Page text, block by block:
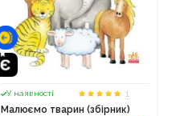
У наявності
1
Малюємо тварин (збірник)